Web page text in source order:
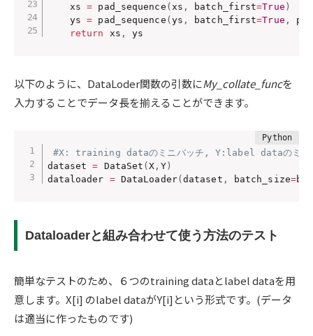
    xs
= pad_sequence ( xs , batch_first=True )
    ys
= pad_sequence ( ys , batch_first=True ,
return
xs , ys
以下のように、DataLoder関数の引数にMy_collate_funcを
入力することでデータ長を揃えることができます。
#X: training dataのミニバッチ, Y:label dataのミニ
dataset = DataSet (X , Y)
dataloader = DataLoader( dataset , batch_size=
Dataloaderと組み合わせて使う方法のテスト
簡単なテストのため、６つのtraining dataとlabel dataを用
意します。X[i] のlabel dataがY[i]という形式です。(データ
は適当に作ったものです)